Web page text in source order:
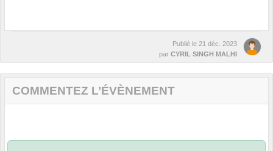
Publié le 21 déc. 2023
par CYRIL SINGH MALHI
COMMENTEZ L’ÉVÈNEMENT